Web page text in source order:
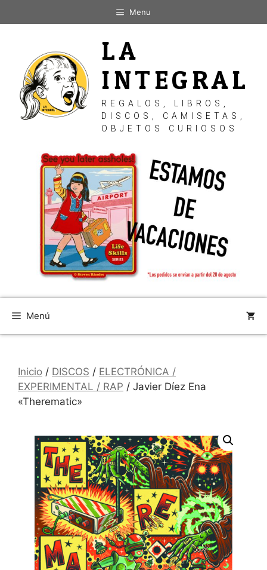
al
Menu
LA
INTEGRAL
REGALOS, LIBROS,
DISCOS, CAMISETAS,
OBJETOS CURIOSOS
Menú
Inicio / DISCOS / ELECTRÓNICA /
EXPERIMENTAL / RAP / Javier Díez Ena
«Therematic»